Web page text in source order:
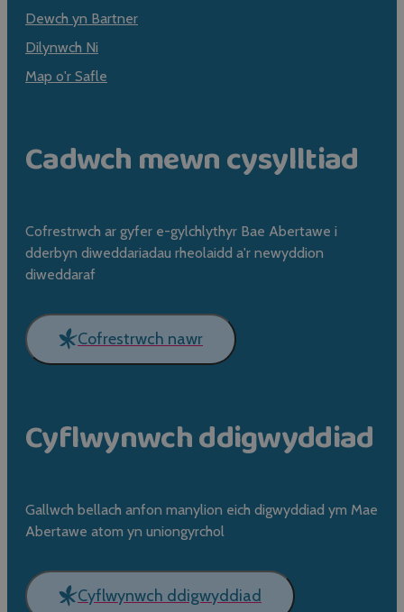
Dewch yn Bartner
Dilynwch Ni
Map o'r Safle
Cadwch mewn cysylltiad
Cofrestrwch ar gyfer e-gylchlythyr Bae Abertawe i
dderbyn diweddariadau rheolaidd a'r newyddion
diweddaraf
Cofrestrwch nawr
Cyflwynwch ddigwyddiad
Gallwch bellach anfon manylion eich digwyddiad ym Mae
Abertawe atom yn uniongyrchol
Cyflwynwch ddigwyddiad